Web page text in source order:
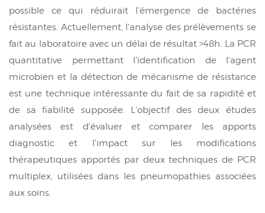
possible ce qui réduirait l'émergence de bactéries
résistantes. Actuellement, l'analyse des prélèvements se
fait au laboratoire avec un délai de résultat >48h. La PCR
quantitative permettant l'identification de l'agent
microbien et la détection de mécanisme de résistance
est une technique intéressante du fait de sa rapidité et
de sa fiabilité supposée. L'objectif des deux études
analysées est d'évaluer et comparer les apports
diagnostic et l'impact sur les modifications
thérapeutiques apportés par deux techniques de PCR
multiplex, utilisées dans les pneumopathies associées
aux soins.